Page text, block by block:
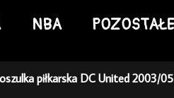
NBA POZOSTAŁE
piłkarska DC United 2003/